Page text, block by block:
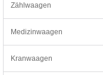
Zählwaagen
Medizinwaagen
Kranwaagen